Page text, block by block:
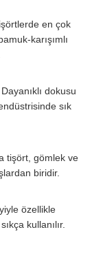
en çok
karışımlı
dokusu
sık
tişört, gömlek ve
biridir.
özellikle
kullanılır.